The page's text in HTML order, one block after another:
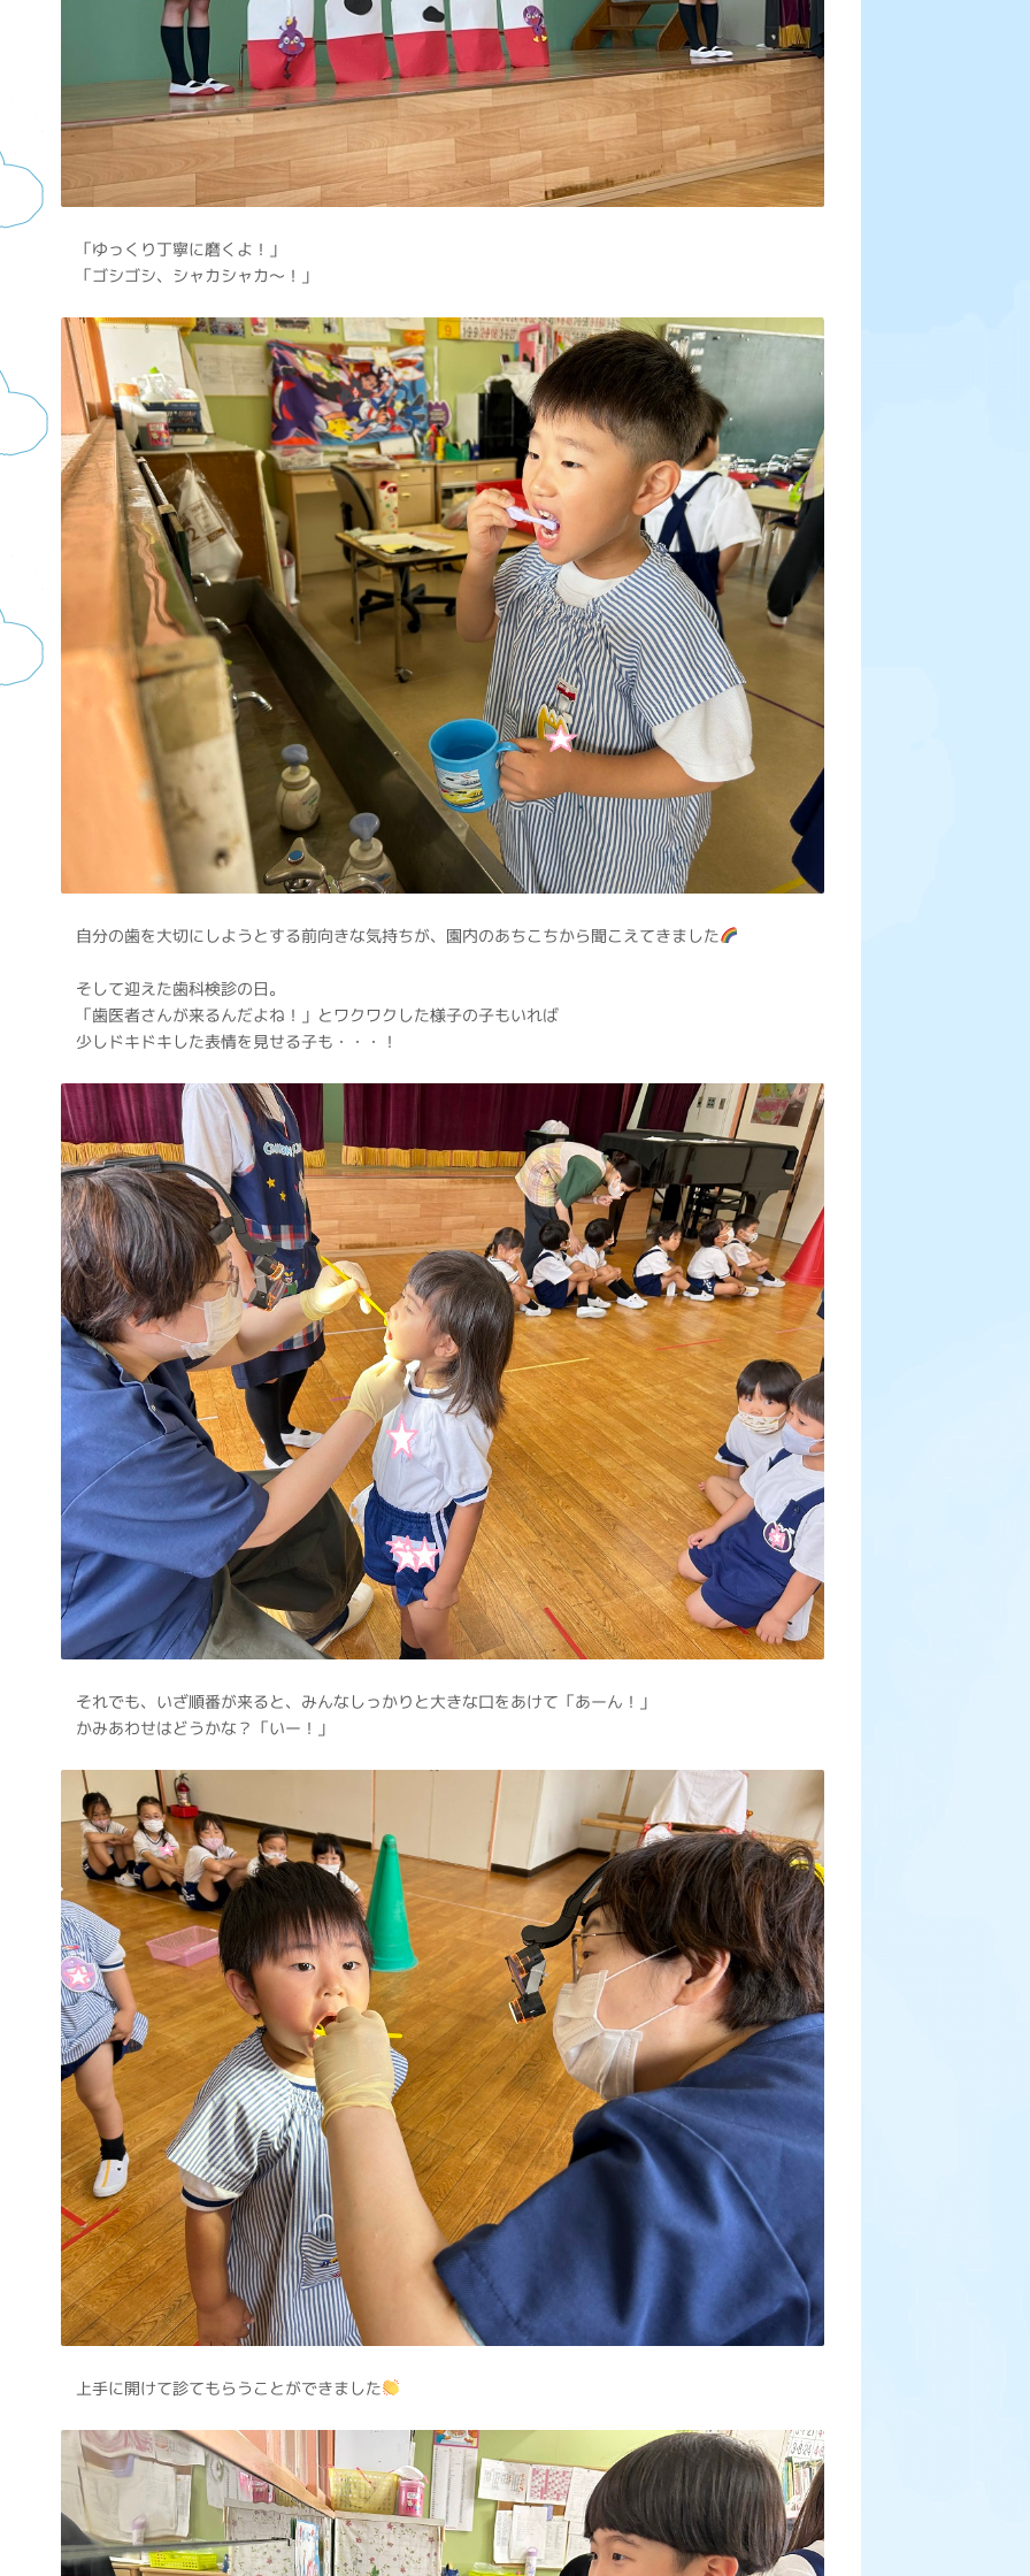
「ゆっくり丁寧に磨くよ！」
「ゴシゴシ、シャカシャカ～！」
自分の歯を大切にしようとする前向きな気持ちが、園内のあちこちから聞こえてきました
そして迎えた歯科検診の日。
「歯医者さんが来るんだよね！」とワクワクした様子の子もいれば
少しドキドキした表情を見せる子も・・・！
それでも、いざ順番が来ると、みんなしっかりと大きな口をあけて「あーん！」
かみあわせはどうかな？「いー！」
上手に開けて診てもらうことができました